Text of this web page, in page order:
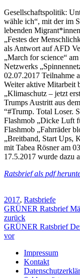
Gesellschaftspolitik:
wähle ich“, mit der im
lebenden
„Festes der
als Antwort auf AFD
„March for science“
Netzwerks
02.07.2017 Teilnahme
Weiter aktive Mitarbeit
„Klimaschutz – jetzt
Trumps Austritt aus
“#Trump. Total Loser.
Flashmob „Dicke Luft
Flashmob „Fahrräder
„Breitband, Start Ups,
mit Tabea Rösner am
17.5.2017 wurde dazu
Ratsbrief als pdf
2017, Ratsbriefe
GRÜNER Ratsbrief
zurück
GRÜNER Ratsbrief
vor
Impressum
Kontakt